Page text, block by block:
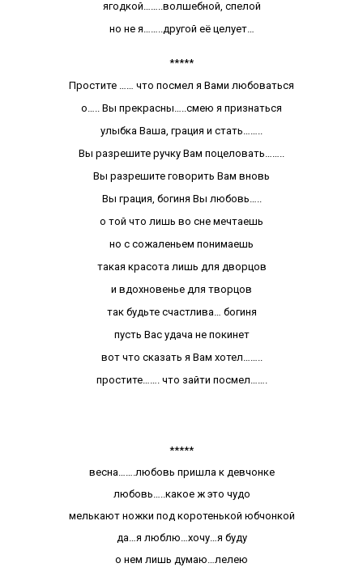
ягодкой……..волшебной, спелой
но не я……..другой её целует…
*****
Простите …… что посмел я Вами любоваться
о….. Вы прекрасны…..смею я признаться
улыбка Ваша, грация и стать……..
Вы разрешите ручку Вам поцеловать……..
Вы разрешите говорить Вам вновь
Вы грация, богиня Вы любовь…..
о той что лишь во сне мечтаешь
но с сожаленьем понимаешь
такая красота лишь для дворцов
и вдохновенье для творцов
так будьте счастлива… богиня
пусть Вас удача не покинет
вот что сказать я Вам хотел……..
простите……. что зайти посмел…….
*****
весна…….любовь пришла к девчонке
любовь…..какое ж это чудо
мелькают ножки под коротенькой юбчонкой
да…я люблю…хочу…я буду
о нем лишь думаю…лелею